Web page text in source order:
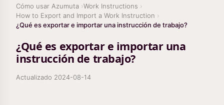
Cómo usar Azumuta
Work Instructions
How to Export and Import a Work Instruction
¿Qué es exportar e importar una instrucción de trabajo?
¿Qué es exportar e importar una
instrucción de trabajo?
Actualizado 2024-08-14